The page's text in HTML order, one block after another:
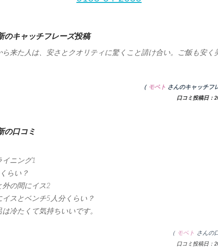
のキャッチフレーズ投稿
ら来た人は、安さとクオリティに驚くこと請け合い。ご飯も安く
（ モペト さんのキャッチフ
口コミ投稿日：
の口コミ
イニング1
らい？
外の間にイス2
イスとベンチ5人分くらい？
は冷たくて気持ちいいです。
（ モペト さんの
口コミ投稿日：